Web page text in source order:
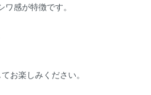
感が特徴です。
お楽しみください。